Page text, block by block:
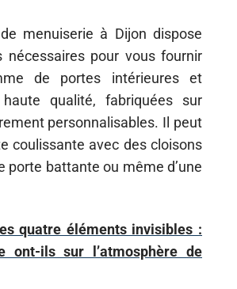
menuiserie à Dijon dispose
nécessaires pour vous fournir
de portes intérieures et
qualité, fabriquées sur
personnalisables. Il peut
coulissante avec des cloisons
porte battante ou même d’une
quatre éléments invisibles :
ont-ils sur l’atmosphère de